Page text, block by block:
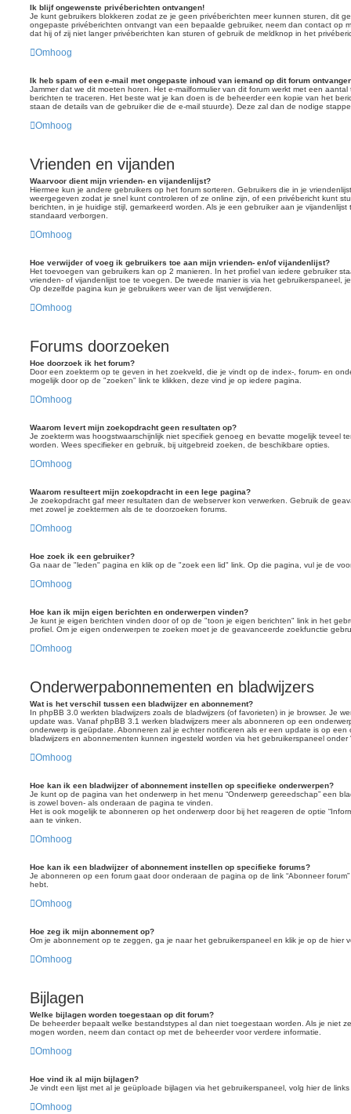
Ik blijf ongewenste privéberichten ontvangen!
Je kunt gebruikers blokkeren zodat ze je geen privéberichten meer kunnen sturen, dit
ongepaste privéberichten ontvangt van een bepaalde gebruiker, neem dan contact op
dat hij of zij niet langer privéberichten kan sturen of gebruik de meldknop in het
Omhoog
Ik heb spam of een e-mail met ongepaste inhoud van iemand op dit forum
Jammer dat we dit moeten horen. Het e-mailformulier van dit forum werkt met een
berichten te traceren. Het beste wat je kan doen is de beheerder een kopie van het
staan de details van de gebruiker die de e-mail stuurde). Deze zal dan de nodige
Omhoog
Vrienden en vijanden
Waarvoor dient mijn vrienden- en vijandenlijst?
Hiermee kun je andere gebruikers op het forum sorteren. Gebruikers die in je
weergegeven zodat je snel kunt controleren of ze online zijn, of een privébericht kunt
berichten, in je huidige stijl, gemarkeerd worden. Als je een gebruiker aan je
standaard verborgen.
Omhoog
Hoe verwijder of voeg ik gebruikers toe aan mijn vrienden- en/of vijandenlijst?
Het toevoegen van gebruikers kan op 2 manieren. In het profiel van iedere gebruiker
vrienden- of vijandenlijst toe te voegen. De tweede manier is via het gebruikerspaneel,
Op dezelfde pagina kun je gebruikers weer van de lijst verwijderen.
Omhoog
Forums doorzoeken
Hoe doorzoek ik het forum?
Door een zoekterm op te geven in het zoekveld, die je vindt op de index-, forum- en
mogelijk door op de "zoeken" link te klikken, deze vind je op iedere pagina.
Omhoog
Waarom levert mijn zoekopdracht geen resultaten op?
Je zoekterm was hoogstwaarschijnlijk niet specifiek genoeg en bevatte mogelijk teveel
worden. Wees specifieker en gebruik, bij uitgebreid zoeken, de beschikbare opties.
Omhoog
Waarom resulteert mijn zoekopdracht in een lege pagina?
Je zoekopdracht gaf meer resultaten dan de webserver kon verwerken. Gebruik de
met zowel je zoektermen als de te doorzoeken forums.
Omhoog
Hoe zoek ik een gebruiker?
Ga naar de "leden" pagina en klik op de "zoek een lid" link. Op die pagina, vul je de
Omhoog
Hoe kan ik mijn eigen berichten en onderwerpen vinden?
Je kunt je eigen berichten vinden door of op de "toon je eigen berichten" link in het
profiel. Om je eigen onderwerpen te zoeken moet je de geavanceerde zoekfunctie
Omhoog
Onderwerpabonnementen en bladwijzers
Wat is het verschil tussen een bladwijzer en abonnement?
In phpBB 3.0 werkten bladwijzers zoals de bladwijzers (of favorieten) in je browser. Je
update was. Vanaf phpBB 3.1 werken bladwijzers meer als abonneren op een
onderwerp is geüpdate. Abonneren zal je echter notificeren als er een update is op een
bladwijzers en abonnementen kunnen ingesteld worden via het gebruikerspaneel onder
Omhoog
Hoe kan ik een bladwijzer of abonnement instellen op specifieke onderwerpen?
Je kunt op de pagina van het onderwerp in het menu “Onderwerp gereedschap” een
is zowel boven- als onderaan de pagina te vinden.
Het is ook mogelijk te abonneren op het onderwerp door bij het reageren de optie
aan te vinken.
Omhoog
Hoe kan ik een bladwijzer of abonnement instellen op specifieke forums?
Je abonneren op een forum gaat door onderaan de pagina op de link “Abonneer
hebt.
Omhoog
Hoe zeg ik mijn abonnement op?
Om je abonnement op te zeggen, ga je naar het gebruikerspaneel en klik je op de hier
Omhoog
Bijlagen
Welke bijlagen worden toegestaan op dit forum?
De beheerder bepaalt welke bestandstypes al dan niet toegestaan worden. Als je niet
mogen worden, neem dan contact op met de beheerder voor verdere informatie.
Omhoog
Hoe vind ik al mijn bijlagen?
Je vindt een lijst met al je geüploade bijlagen via het gebruikerspaneel, volg hier de
Omhoog